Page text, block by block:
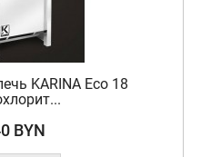
KARINA Eco 18
BYN